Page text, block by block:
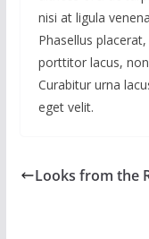
nisi at ligula
Phasellus
porttitor lacus,
Curabitur urna
eget velit.
Looks from the